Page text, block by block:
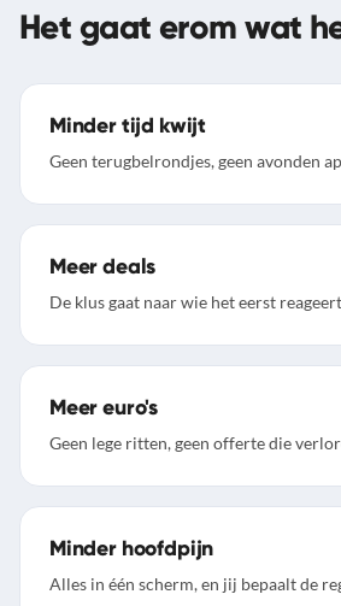
Het gaat erom wat
Minder tijd kwijt
Geen terugbelrondjes, geen avonden
Meer deals
De klus gaat naar wie het eerst
Meer euro's
Geen lege ritten, geen offerte die
Minder hoofdpijn
Alles in één scherm, en jij bepaalt de